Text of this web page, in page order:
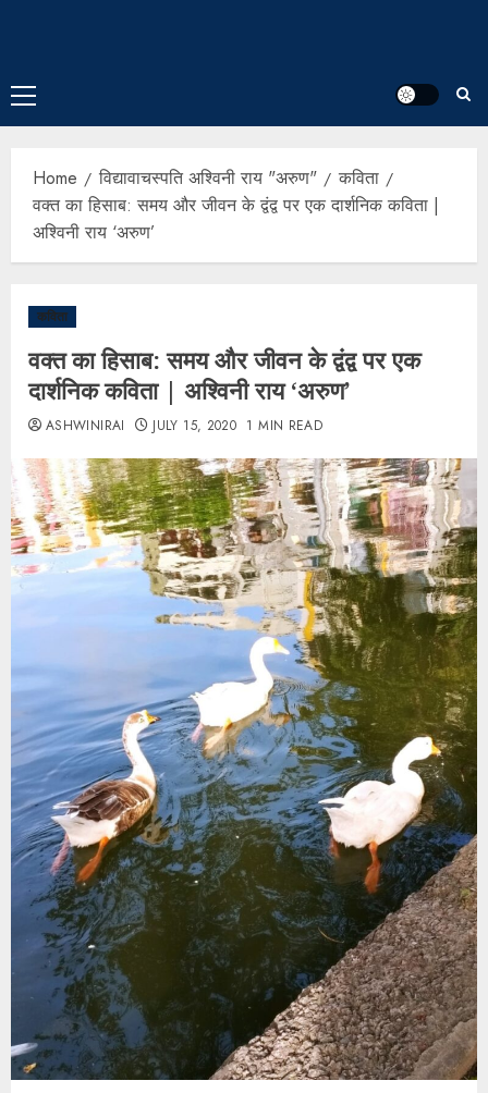
Home विद्यावाचस्पति अश्विनी राय "अरुण"
कविता
वक्त का हिसाब: समय और जीवन के द्वंद्व पर एक दार्शनिक कविता |
अश्विनी राय ‘अरुण’
कविता
वक्त का हिसाब: समय और जीवन के द्वंद्व पर एक
दार्शनिक कविता | अश्विनी राय ‘अरुण’
ASHWINIRAI JULY 15, 2020 1 MIN READ